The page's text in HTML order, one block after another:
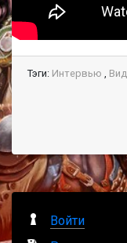
Тэги: Интервью ,
Войти